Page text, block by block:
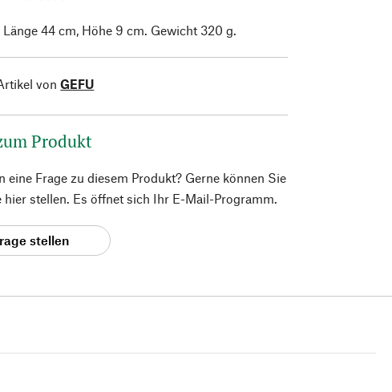
44 cm, Höhe 9 cm. Gewicht 320 g.
von GEFU
Produkt
eine Frage zu diesem Produkt? Gerne können Sie
hier stellen. Es öffnet sich Ihr E-Mail-Programm.
stellen